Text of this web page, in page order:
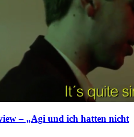
– „Agi und ich hatten nicht